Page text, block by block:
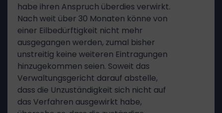
habe ihren Anspruch überdies verwirkt.
Nach weit über 30 Monaten könne von
einer Eilbedürftigkeit nicht mehr
ausgegangen werden, zumal bisher
unstreitig keine weiteren Eintragungen
hinzugekommen seien. Soweit das
Verwaltungsgericht darauf abstelle,
dass die Unzuständigkeit sich nicht auf
das Verfahren ausgewirkt habe,